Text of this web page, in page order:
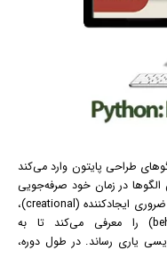
طراحی پایتون وارد می‌کند
الگوها در زمان خود صرفه‌جویی
کنند. Jungwoo Ryoo، مدرس دوره، ۱۵ الگوی ضروری ایجادکننده (creational)،
ساختاری (structural) و رفتاری (behavioral) را معرفی می‌کند تا به
یاری رساند. در طول دوره،